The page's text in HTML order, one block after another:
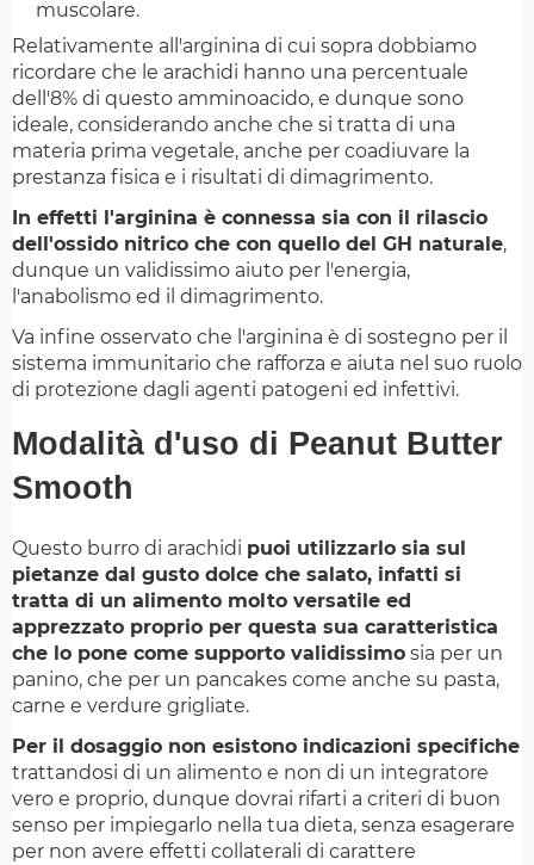
muscolare.
Relativamente all'arginina di cui sopra dobbiamo
ricordare che le arachidi hanno una percentuale
dell'8% di questo amminoacido, e dunque sono
ideale, considerando anche che si tratta di una
materia prima vegetale, anche per coadiuvare la
prestanza fisica e i risultati di dimagrimento.
In effetti l'arginina è connessa sia con il rilascio
dell'ossido nitrico che con quello del GH naturale,
dunque un validissimo aiuto per l'energia,
l'anabolismo ed il dimagrimento.
Va infine osservato che l'arginina è di sostegno per il
sistema immunitario che rafforza e aiuta nel suo ruolo
di protezione dagli agenti patogeni ed infettivi.
Modalità d'uso di Peanut Butter
Smooth
Questo burro di arachidi puoi utilizzarlo sia sul
pietanze dal gusto dolce che salato, infatti si
tratta di un alimento molto versatile ed
apprezzato proprio per questa sua caratteristica
che lo pone come supporto validissimo sia per un
panino, che per un pancakes come anche su pasta,
carne e verdure grigliate.
Per il dosaggio non esistono indicazioni specifiche
trattandosi di un alimento e non di un integratore
vero e proprio, dunque dovrai rifarti a criteri di buon
senso per impiegarlo nella tua dieta, senza esagerare
per non avere effetti collaterali di carattere